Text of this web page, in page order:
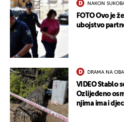
NAKON
FOTO Ovo je
ubojstvo
DRAMA NA
VIDEO Stablo
Ozlijeđeno
njima ima i